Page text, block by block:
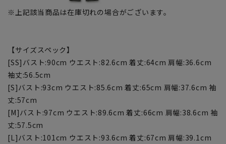
※上記該当商品は在庫切れの場合がございます。
【サイズスペック】
[SS]バスト:90cm ウエスト:82.6cm 着丈:64cm 肩幅:36.6cm
袖丈:56.5cm
[S]バスト:93cm ウエスト:85.6cm 着丈:65cm 肩幅:37.6cm 袖
丈:57cm
[M]バスト:97cm ウエスト:89.6cm 着丈:66cm 肩幅:38.6cm 袖
丈:57.5cm
[L]バスト:101cm ウエスト:93.6cm 着丈:67cm 肩幅:39.1cm